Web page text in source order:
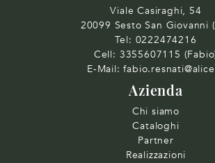
Viale Casiraghi, 54
20099 Sesto San Giovanni
Tel: 0222474216
Cell: 3355607115
E-Mail:
Azienda
Chi siamo
Cataloghi
Partner
Realizzazioni